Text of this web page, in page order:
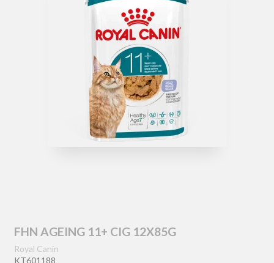
FHN AGEING 11+ CIG 12X85G
Royal Canin
KT601188